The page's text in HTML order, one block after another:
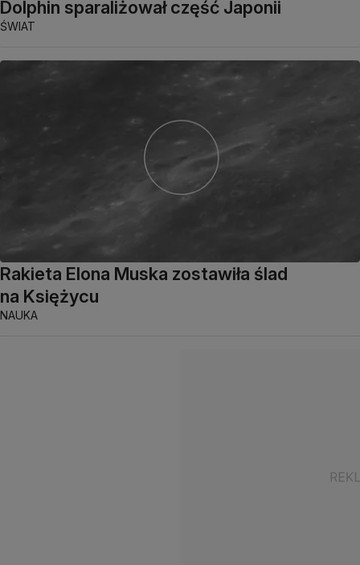
Dolphin sparaliżował część Japonii
ŚWIAT
Rakieta Elona Muska zostawiła ślad
na Księżycu
NAUKA